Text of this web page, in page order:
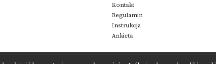
Kontakt
Regulamin
Instrukcja
Ankieta